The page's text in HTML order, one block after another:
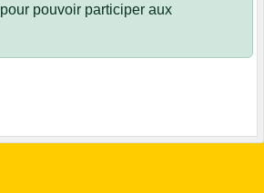
pour pouvoir participer aux